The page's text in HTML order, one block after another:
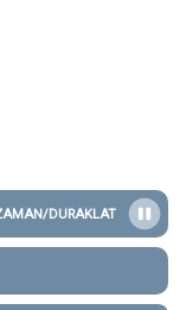
ZAMAN/DURAKLAT